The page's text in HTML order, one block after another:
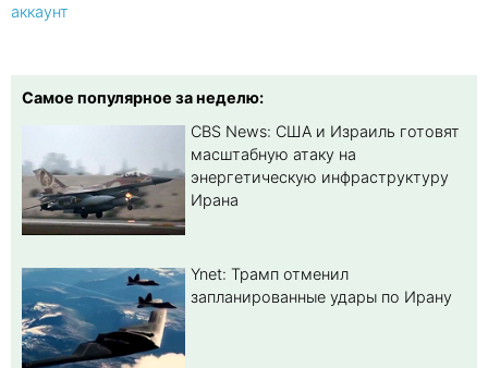
аккаунт
Самое популярное за неделю:
CBS News: США и Израиль готовят
масштабную атаку на
энергетическую инфраструктуру
Ирана
Ynet: Трамп отменил
запланированные удары по Ирану